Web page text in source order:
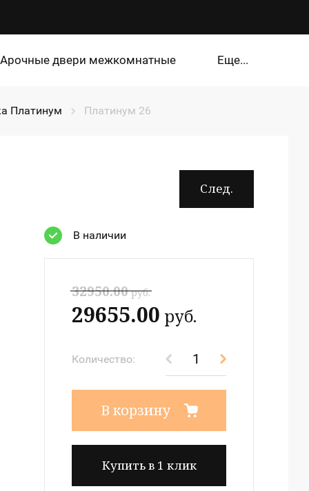
Арочные двери межкомнатные Еще...
Платинум Платинум 26
След.
В наличии
32950.00руб.
29655.00 руб.
Количество:
В корзину
Купить в 1 клик